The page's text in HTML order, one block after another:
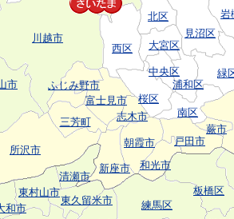
市
板橋区
練馬区
東久留米市
清瀬市
東村山市
和市
戸田市
蕨市
新座市 和光市
朝霞市
志木市
富士見市
ふじみ野市
所沢市
三芳町
川越市
浦和区
岩
見沼区
緑
北区
大宮区
中央区
西区
桜区
南区